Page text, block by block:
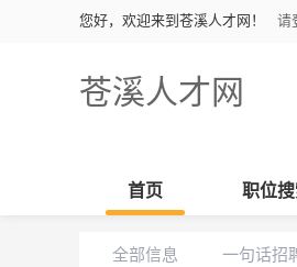
您好，欢迎来到苍溪人才网！ 请
苍溪人才网
首页 职位
全部信息 一句话招